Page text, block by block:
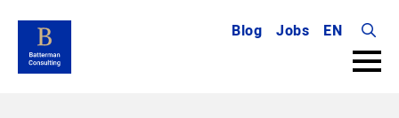
Blog Jobs
EN
Search
for: